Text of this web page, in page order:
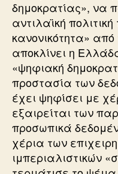
δημοκρατίας», να
αντιλαϊκή
κανονικότητα»
αποκλίνει η
«ψηφιακή
προστασία των
έχει ψηφίσει με
εξαιρείται των
προσωπικά
χέρια των
ιμπεριαλιστικών